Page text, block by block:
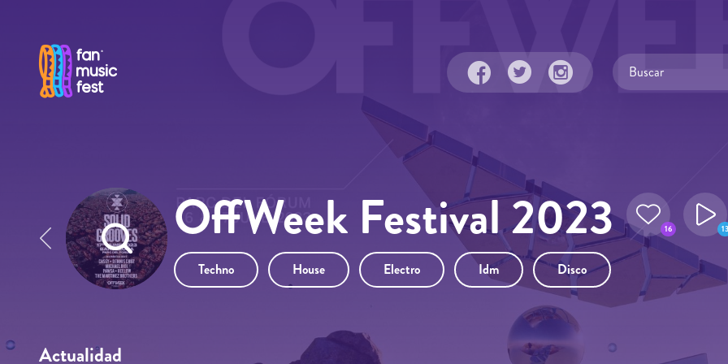
OffWeek Festival 2023 16 13
Techno House Electro Idm Disco
Actualidad